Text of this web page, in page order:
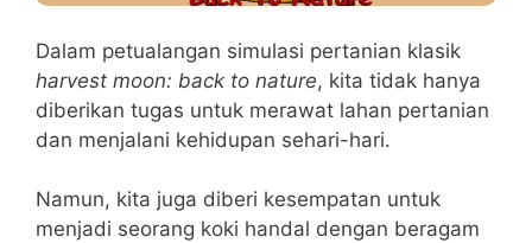
Dalam petualangan simulasi pertanian klasik
harvest moon: back to nature, kita tidak hanya
diberikan tugas untuk merawat lahan pertanian
dan menjalani kehidupan sehari-hari.
Namun, kita juga diberi kesempatan untuk
menjadi seorang koki handal dengan beragam